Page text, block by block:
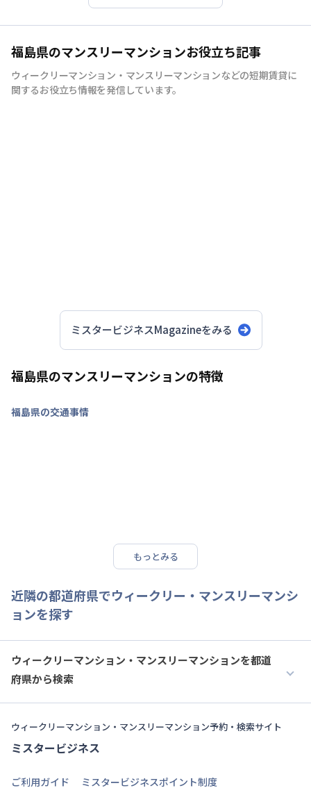
郡山市・福島市エリア
出張・研修・転勤・仮住まい
いわき市・会津若松市
中長期滞在ニーズ
福島県のマンスリーマンションお役立ち記事
ウィークリーマンション・マンスリーマンションなどの短期賃貸に
関するお役立ち情報を発信しています。
ミスタービジネスMagazineをみる
福島県のマンスリーマンションの特徴
福島県の交通事情
もっとみる
近隣の都道府県でウィークリー・マンスリーマンシ
ョンを探す
ウィークリーマンション・マンスリーマンションを都道
府県から検索
ウィークリーマンション・マンスリーマンション予約・検索サイト
ミスタービジネス
ご利用ガイド ミスタービジネスポイント制度